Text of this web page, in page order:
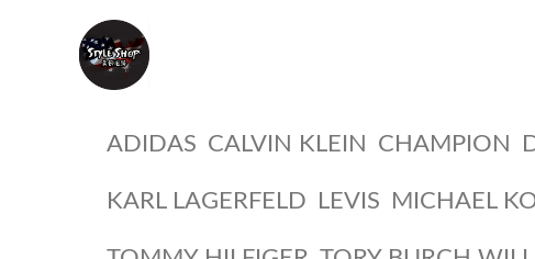
ADIDAS CALVIN KLEIN CHAMPION
KARL LAGERFELD LEVIS MICHAEL